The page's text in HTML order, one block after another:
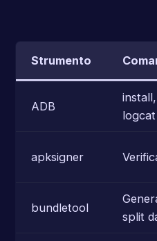
Strumento
ADB
logcat
apksigner
bundletool
split